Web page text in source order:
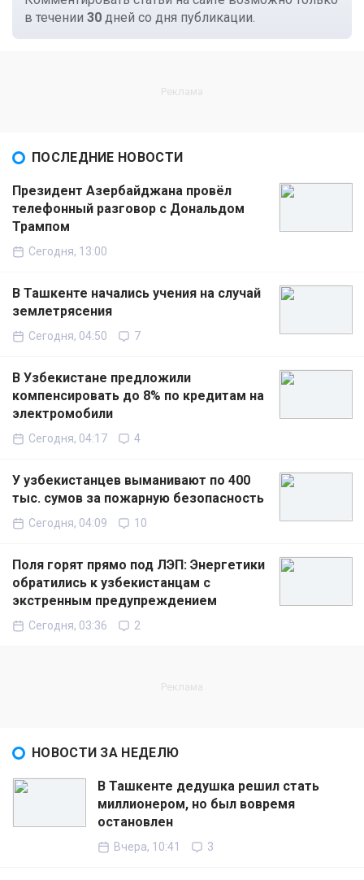
в течении 30 дней со дня публикации.
ПОСЛЕДНИЕ НОВОСТИ
Президент Азербайджана провёл
телефонный разговор с Дональдом
Трампом
Сегодня, 13:00
В Ташкенте начались учения на случай
землетрясения
Сегодня, 04:50 7
В Узбекистане предложили
компенсировать до 8% по кредитам на
электромобили
Сегодня, 04:17 4
У узбекистанцев выманивают по 400
тыс. сумов за пожарную безопасность
Сегодня, 04:09 10
Поля горят прямо под ЛЭП: Энергетики
обратились к узбекистанцам с
экстренным предупреждением
Сегодня, 03:36 2
НОВОСТИ ЗА НЕДЕЛЮ
В Ташкенте дедушка решил стать
миллионером, но был вовремя
остановлен
Вчера, 10:41 3